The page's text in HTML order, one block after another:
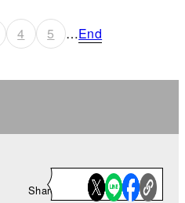
4 5 …End
Share